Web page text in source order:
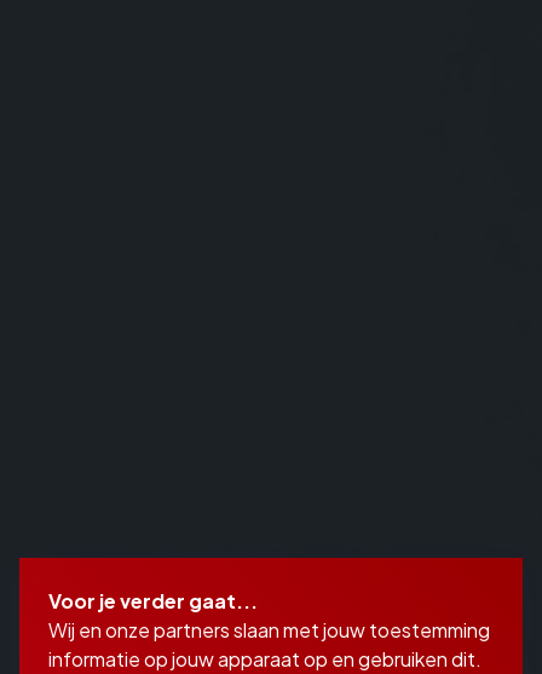
Voor je verder gaat...
Wij en onze partners slaan met jouw toestemming
informatie op jouw apparaat op en gebruiken dit.